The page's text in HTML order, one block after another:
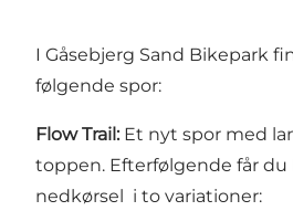
I Gåsebjerg Sand Bikepark
følgende spor:
Flow Trail: Et nyt spor med
toppen. Efterfølgende får
nedkørsel i to variationer: